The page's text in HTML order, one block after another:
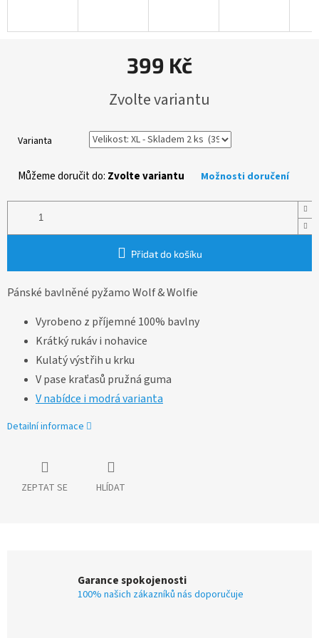
399 Kč
cena:
Zvolte variantu
Varianta
Můžeme doručit do: Zvolte variantu Možnosti doručení
Přidat do košíku
Pánské bavlněné pyžamo Wolf & Wolfie
Vyrobeno z příjemné 100% bavlny
Krátký rukáv i nohavice
Kulatý výstřih u krku
V pase kraťasů pružná guma
V nabídce i modrá varianta
Detailní informace
ZEPTAT SE HLÍDAT
Garance spokojenosti
100% našich zákazníků nás doporučuje